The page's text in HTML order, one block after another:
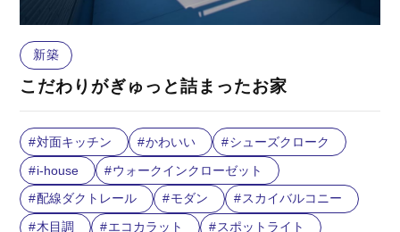
新築
こだわりがぎゅっと詰まったお家
対面キッチン かわいい
シューズクローク
i-house
ウォークインクローゼット
配線ダクトレール
モダン
スカイバルコニー
木目調
エコカラット スポットライト